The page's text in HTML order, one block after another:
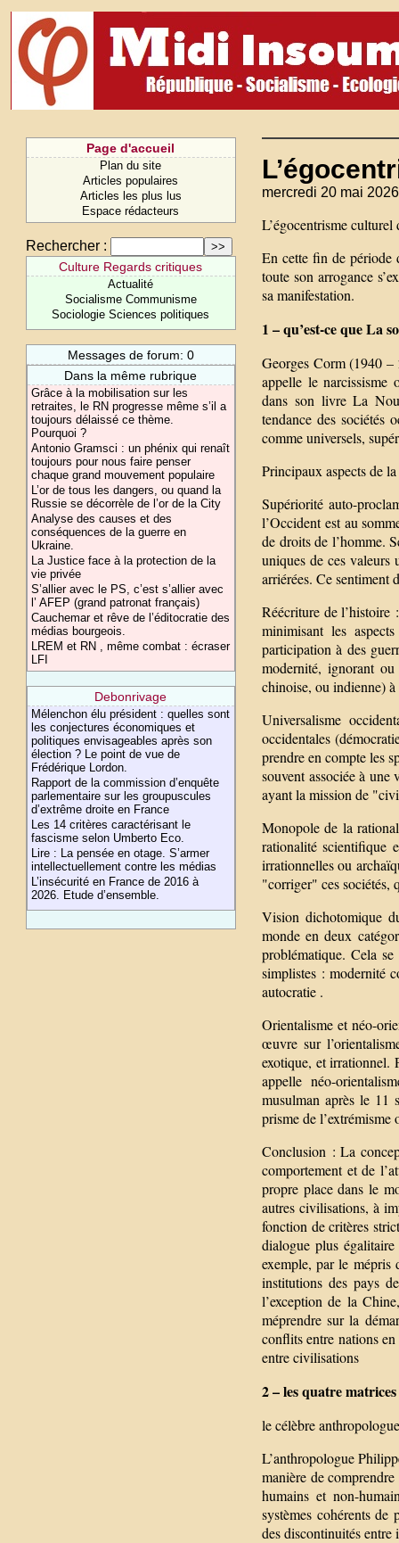
Page d'accueil
Plan du site
Articles populaires
Articles les plus lus
Espace rédacteurs
Rechercher :
Culture Regards critiques
Actualité
Socialisme Communisme
Sociologie Sciences politiques
Messages de forum: 0
Dans la même rubrique
Grâce à la mobilisation sur les
retraites, le RN progresse même s’il a
toujours délaissé ce thème.
Pourquoi ?
Antonio Gramsci : un phénix qui renaît
toujours pour nous faire penser
chaque grand mouvement populaire
L’or de tous les dangers, ou quand la
Russie se décorrèle de l’or de la City
Analyse des causes et des
conséquences de la guerre en
Ukraine.
La Justice face à la protection de la
vie privée
S’allier avec le PS, c’est s’allier avec
l’ AFEP (grand patronat français)
Cauchemar et rêve de l’éditocratie des
médias bourgeois.
LREM et RN , même combat : écraser
LFI
Debonrivage
Mélenchon élu président : quelles sont
les conjectures économiques et
politiques envisageables après son
élection ? Le point de vue de
Frédérique Lordon.
Rapport de la commission d’enquête
parlementaire sur les groupuscules
d’extrême droite en France
Les 14 critères caractérisant le
fascisme selon Umberto Eco.
Lire : La pensée en otage. S’armer
intellectuellement contre les médias
L’insécurité en France de 2016 à
2026. Etude d’ensemble.
mercredi 20 mai
L’égocentrisme
En cette fin de période
toute son arrogance
sa manifestation.
1 – qu’est-ce que La
Georges Corm (1940 –
appelle le narcissisme
dans son livre La
tendance des sociétés
comme universels,
Principaux aspects de
Supériorité auto-
l’Occident est au
de droits de l’homme.
uniques de ces valeurs
arriérées. Ce sentiment
Réécriture de l’histoire
minimisant les
participation à des
modernité, ignorant
chinoise, ou indienne)
Universalisme
occidentales
prendre en compte les
souvent associée à
ayant la mission de
Monopole de la
rationalité scientifique
irrationnelles ou
"corriger" ces sociétés,
Vision dichotomique
monde en deux
problématique. Cela
simplistes : modernité
autocratie .
Orientalisme et néo-
œuvre sur
exotique, et irrationnel.
appelle néo-
musulman après le 11
prisme de
Conclusion : La
comportement et de
propre place dans le
autres civilisations, à
fonction de critères
dialogue plus
exemple, par le mépris
institutions des pays
l’exception de la
méprendre sur la
conflits entre nations
entre civilisations
2 – les quatre
le célèbre
L’anthropologue
manière de
humains et non-
systèmes cohérents
des discontinuités